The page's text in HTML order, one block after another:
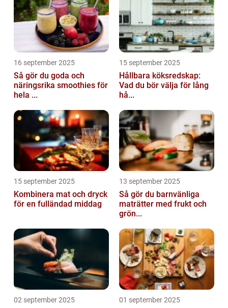
16 september 2025
Så gör du goda och
näringsrika smoothies för
hela ...
15 september 2025
Hållbara köksredskap:
Vad du bör välja för lång
hå...
15 september 2025
Kombinera mat och dryck
för en fulländad middag
13 september 2025
Så gör du barnvänliga
maträtter med frukt och
grön...
02 september 2025 01 september 2025